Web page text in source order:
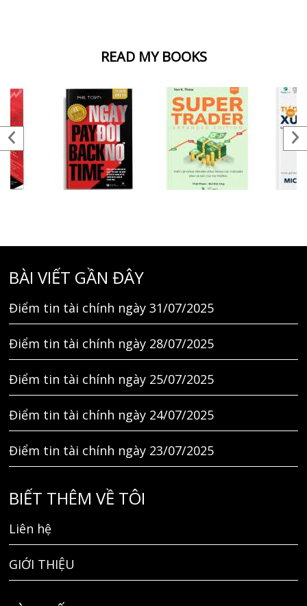
READ MY BOOKS
BÀI VIẾT GẦN ĐÂY
Điểm tin tài chính ngày 31/07/2025
Điểm tin tài chính ngày 28/07/2025
Điểm tin tài chính ngày 25/07/2025
Điểm tin tài chính ngày 24/07/2025
Điểm tin tài chính ngày 23/07/2025
BIẾT THÊM VỀ TÔI
Liên hệ
GIỚI THIỆU